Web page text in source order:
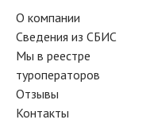
О компании
Сведения из СБИС
Мы в реестре
туроператоров
Отзывы
Контакты